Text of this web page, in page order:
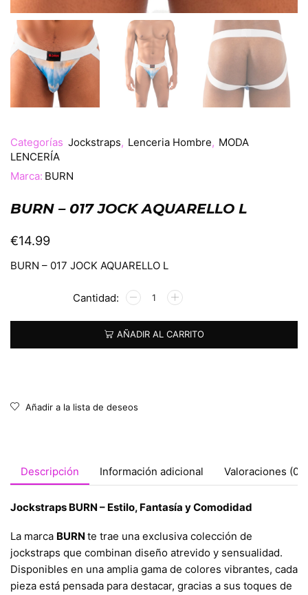
Categorías Jockstraps, Lenceria Hombre, MODA
LENCERÍA
Marca: BURN
BURN – 017 JOCK AQUARELLO L
€14.99
BURN – 017 JOCK AQUARELLO L
AÑADIR AL CARRITO
Alternative:
Añadir a la lista de deseos
Descripción Información adicional Valoraciones (0)
Jockstraps BURN – Estilo, Fantasía y Comodidad
La marca BURN te trae una exclusiva colección de
jockstraps que combinan diseño atrevido y sensualidad.
Disponibles en una amplia gama de colores vibrantes, cada
pieza está pensada para destacar, gracias a sus toques de